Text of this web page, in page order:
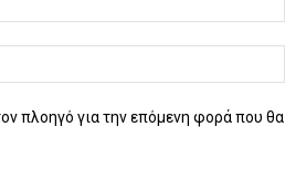
πλοηγό για την επόμενη φορά που θα